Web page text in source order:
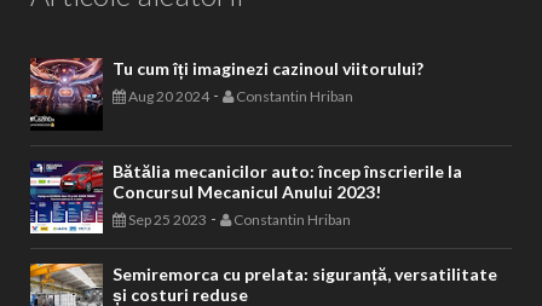
Tu cum îți imaginezi cazinoul viitorului?
Aug 20 2024- Constantin Hriban
Bătălia mecanicilor auto: încep înscrierile la
Concursul Mecanicul Anului 2023!
Sep 25 2023 - Constantin Hriban
Semiremorca cu prelata: siguranță, versatilitate
și costuri reduse